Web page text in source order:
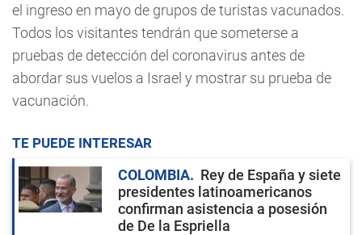
el ingreso en mayo de grupos de turistas vacunados.
Todos los visitantes tendrán que someterse a
pruebas de detección del coronavirus antes de
abordar sus vuelos a Israel y mostrar su prueba de
vacunación.
TE PUEDE INTERESAR
COLOMBIA
Rey de España y siete
presidentes latinoamericanos
confirman asistencia a posesión
de De la Espriella